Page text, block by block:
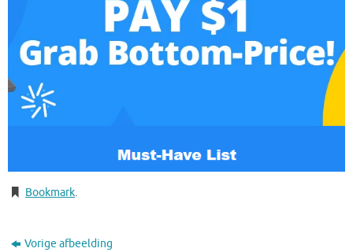
Bookmark.
Vorige afbeelding